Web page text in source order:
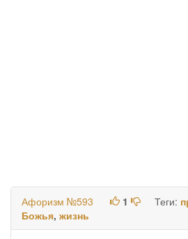
Афоризм №593 1 Теги:
Божья, жизнь